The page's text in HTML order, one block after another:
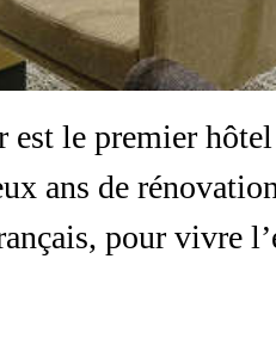
le premier
ans de
pour vivre